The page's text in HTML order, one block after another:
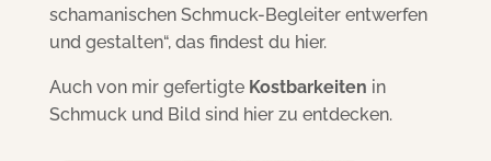
schamanischen Schmuck-Begleiter entwerfen
und gestalten“, das findest du hier.
Auch von mir gefertigte Kostbarkeiten in
Schmuck und Bild sind hier zu entdecken.